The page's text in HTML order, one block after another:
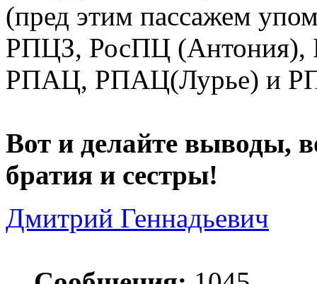
(пред этим пассажем
РПЦЗ, РосПЦ
РПАЦ, РПАЦ(Лурье) и
Вот и делайте выводы,
братия и сестры!
Дмитрий Геннадьевич